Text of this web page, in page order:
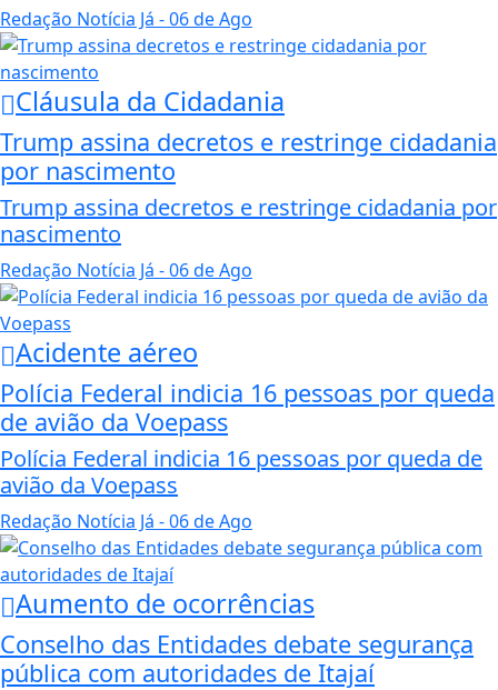
Redação Notícia Já - 06 de Ago
Cláusula da Cidadania
Trump assina decretos e restringe cidadania
por nascimento
Trump assina decretos e restringe cidadania por
nascimento
Redação Notícia Já - 06 de Ago
Acidente aéreo
Polícia Federal indicia 16 pessoas por queda
de avião da Voepass
Polícia Federal indicia 16 pessoas por queda de
avião da Voepass
Redação Notícia Já - 06 de Ago
Aumento de ocorrências
Conselho das Entidades debate segurança
pública com autoridades de Itajaí